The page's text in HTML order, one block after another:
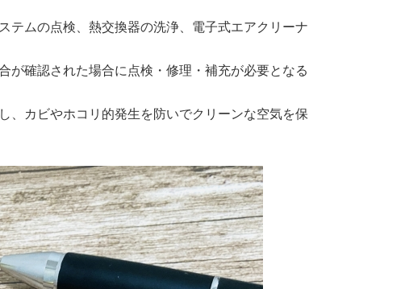
テムの点検、熱交換器の洗浄、電子式エアクリーナ
が確認された場合に点検・修理・補充が必要となる
、カビやホコリ的発生を防いでクリーンな空気を保